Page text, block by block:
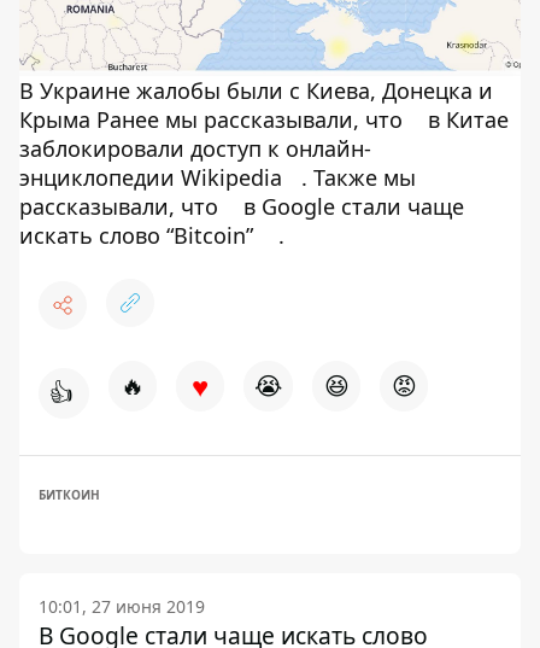
В Украине жалобы были с Киева, Донецка и
Крыма Ранее мы рассказывали, что
в Китае
заблокировали доступ к онлайн-
энциклопедии Wikipedia
. Также мы
рассказывали, что
в Google стали чаще
искать слово “Bitcoin”
.
👍 🔥 ♥ 😭 😆 😡
БИТКОИН
10:01, 27 июня 2019
В Google стали чаще искать слово